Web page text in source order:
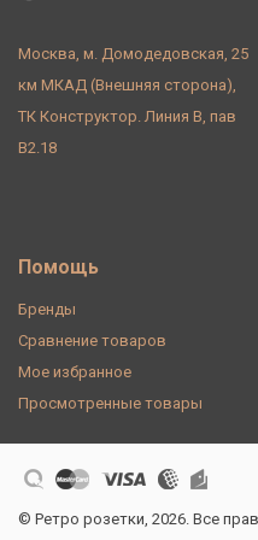
Москва, м. Домодедовская, 25
км МКАД (Внешняя сторона),
ТК Конструктор. Линия В, пав
В2.18
Помощь
Бренды
Сравнение товаров
Мое избранное
Просмотренные товары
© Ретро розетки, 2026. Все